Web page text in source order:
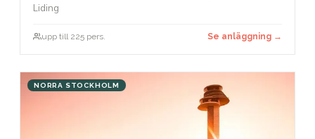
Liding
upp till 225 pers. Se anläggning →
NORRA STOCKHOLM